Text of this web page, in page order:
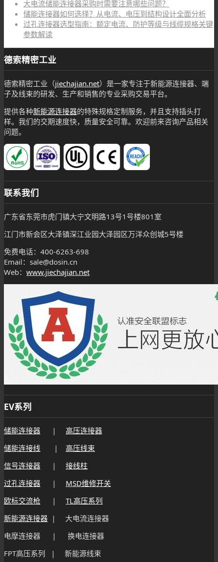
大电流储能连接器采购时需要注意哪些问题？
储能连接器如何选择？从电流、电压到结构设计全面分析
过孔连接器选型指南：额定电流、防护等级与线缆规格关键
参数解读
德索精密工业
德索精密工业（jiechajian.net）是一家专注于新能源连接器、端
子及线束的研发、生产和销售的专业采购交易平台。
提供各种新能源连接器的特殊规格定制服务，并且支持插头打
样。我们的交期速度快，质量安全可靠。欢迎前来咨询产品相关
问题。
联系我们
广东省东莞市虎门镇大宁文明路13号1号楼801室
江门市新会区大泽镇深江业园大泽园区万洋众创城5号楼
免费电话：400-6263-698
Email：sale@dosin.cn
Web： www.jiechajian.net
EV系列
储能连接器 | 高压连接器
储能连接线 | 高压线束
信号连接器 | 接线柱
过孔连接器 | MSD维修开关
欧标交流枪 | TL高压系列
新能源连接器 | 大电流连接器
电摩连接器 | 换电连接器
FPT高压系列 | 新能源线束